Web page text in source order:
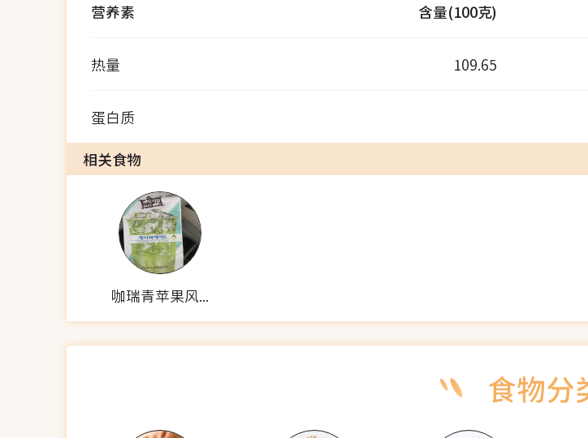
营养素
含量(100克)
热量 109.65
蛋白质
相关食物
咖瑞青苹果风味饮料